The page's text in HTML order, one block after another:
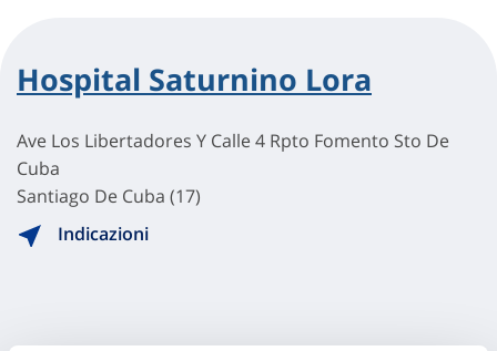
Hospital Saturnino Lora
Ave Los Libertadores Y Calle 4 Rpto Fomento Sto De
Cuba
Santiago De Cuba (17)
Indicazioni